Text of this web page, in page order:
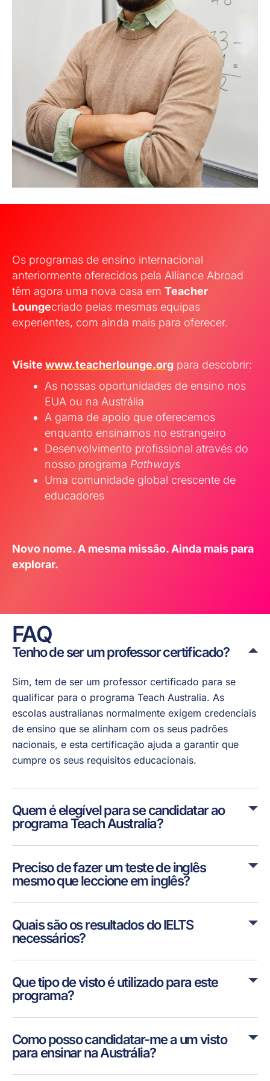
Os programas de ensino internacional
anteriormente oferecidos pela Alliance Abroad
têm agora uma nova casa em Teacher
Loungecriado pelas mesmas equipas
experientes, com ainda mais para oferecer.
Visite www.teacherlounge.org para descobrir:
As nossas oportunidades de ensino nos
EUA ou na Austrália
A gama de apoio que oferecemos
enquanto ensinamos no estrangeiro
Desenvolvimento profissional através do
nosso programa Pathways
Uma comunidade global crescente de
educadores
Novo nome. A mesma missão. Ainda mais para
explorar.
FAQ
Tenho de ser um professor certificado?
Sim, tem de ser um professor certificado para se
qualificar para o programa Teach Australia. As
escolas australianas normalmente exigem credenciais
de ensino que se alinham com os seus padrões
nacionais, e esta certificação ajuda a garantir que
cumpre os seus requisitos educacionais.
Quem é elegível para se candidatar ao
programa Teach Australia?
Preciso de fazer um teste de inglês
mesmo que leccione em inglês?
Quais são os resultados do IELTS
necessários?
Que tipo de visto é utilizado para este
programa?
Como posso candidatar-me a um visto
para ensinar na Austrália?